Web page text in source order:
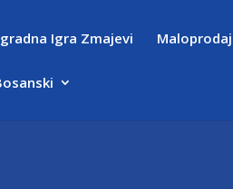
Igra Zmajevi